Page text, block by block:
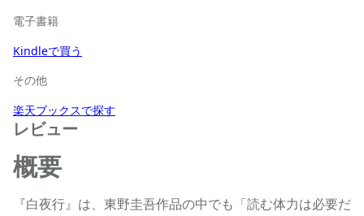
電子書籍
Kindleで買う
その他
楽天ブックスで探す
レビュー
概要
『白夜行』は、東野圭吾作品の中でも「読む体力は必要だ